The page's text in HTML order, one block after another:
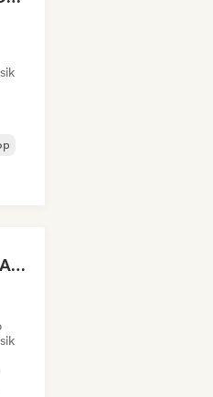
Rootz Entertainment Agency